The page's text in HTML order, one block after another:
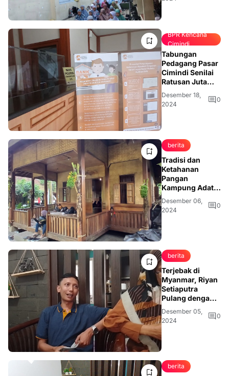
Pembangunan
BPR Kencana
Cimindi
Tabungan
Pedagang Pasar
Cimindi Senilai
Ratusan Juta
Belum Kembali,
Nasabah Hanya
Bisa Menunggu
Desember 18,
2024
0
berita
Tradisi dan
Ketahanan
Pangan
Kampung Adat
Cireundeu di
Tengah
Modernisasi
Desember 06,
2024
0
berita
Terjebak di
Myanmar, Riyan
Setiaputra
Pulang dengan
Selamat
Desember 05,
2024
0
berita